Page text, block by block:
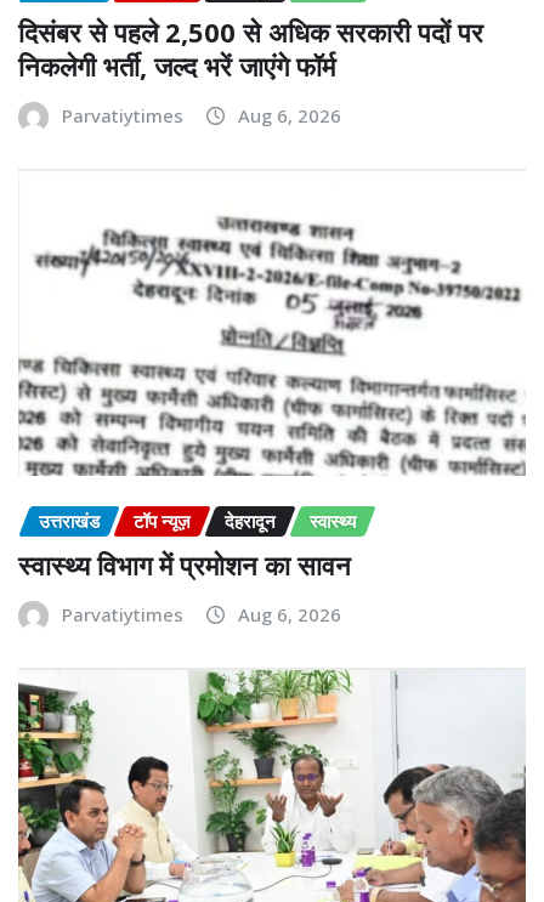
दिसंबर से पहले 2,500 से अधिक सरकारी पदों पर
निकलेगी भर्ती, जल्द भरें जाएंगे फॉर्म
Parvatiytimes Aug 6, 2026
उत्तराखंड टॉप न्यूज़ देहरादून स्वास्थ्य
स्वास्थ्य विभाग में प्रमोशन का सावन
Parvatiytimes Aug 6, 2026